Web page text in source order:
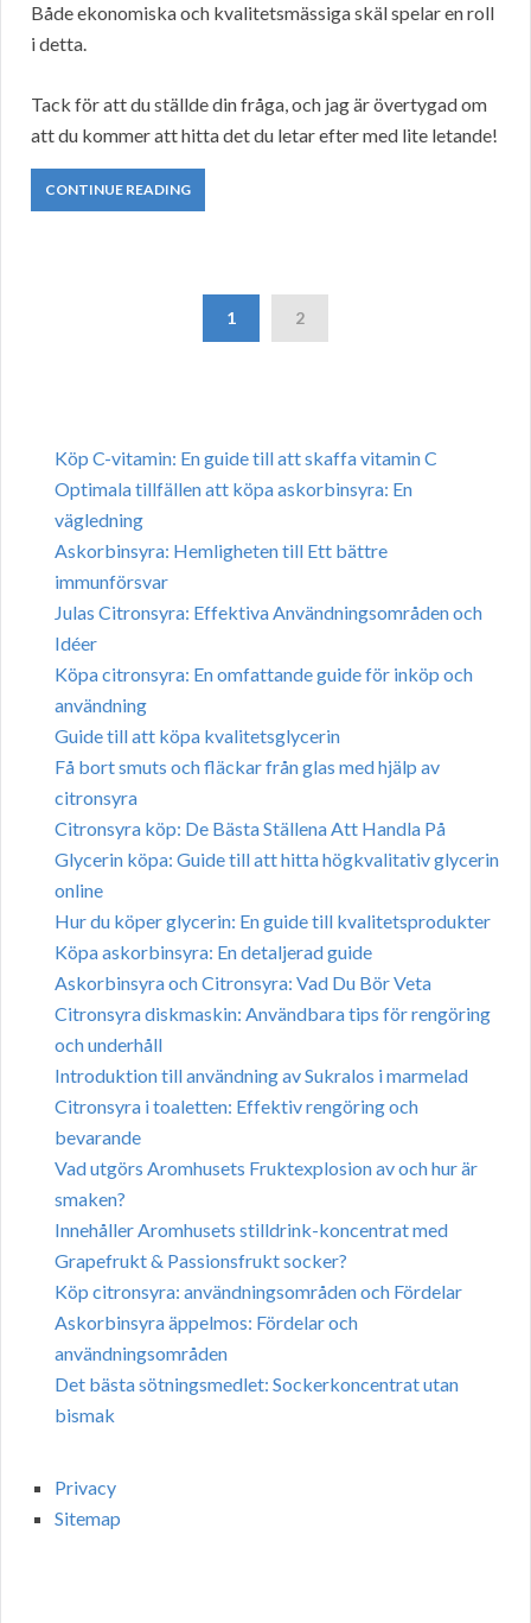
Både ekonomiska och kvalitetsmässiga skäl spelar en roll
i detta.
Tack för att du ställde din fråga, och jag är övertygad om
att du kommer att hitta det du letar efter med lite letande!
CONTINUE READING
1 2
Köp C-vitamin: En guide till att skaffa vitamin C
Optimala tillfällen att köpa askorbinsyra: En
vägledning
Askorbinsyra: Hemligheten till Ett bättre
immunförsvar
Julas Citronsyra: Effektiva Användningsområden och
Idéer
Köpa citronsyra: En omfattande guide för inköp och
användning
Guide till att köpa kvalitetsglycerin
Få bort smuts och fläckar från glas med hjälp av
citronsyra
Citronsyra köp: De Bästa Ställena Att Handla På
Glycerin köpa: Guide till att hitta högkvalitativ glycerin
online
Hur du köper glycerin: En guide till kvalitetsprodukter
Köpa askorbinsyra: En detaljerad guide
Askorbinsyra och Citronsyra: Vad Du Bör Veta
Citronsyra diskmaskin: Användbara tips för rengöring
och underhåll
Introduktion till användning av Sukralos i marmelad
Citronsyra i toaletten: Effektiv rengöring och
bevarande
Vad utgörs Aromhusets Fruktexplosion av och hur är
smaken?
Innehåller Aromhusets stilldrink-koncentrat med
Grapefrukt & Passionsfrukt socker?
Köp citronsyra: användningsområden och Fördelar
Askorbinsyra äppelmos: Fördelar och
användningsområden
Det bästa sötningsmedlet: Sockerkoncentrat utan
bismak
Privacy
Sitemap